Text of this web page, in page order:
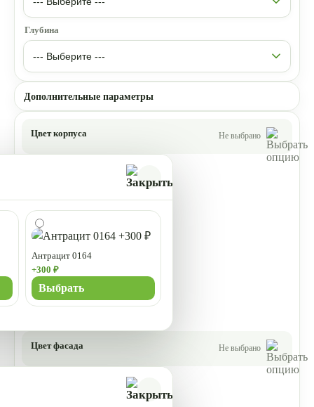
Глубина
Дополнительные параметры
Цвет корпуса Не выбрано
Антрацит 0164
+300 ₽
Выбрать
Цвет фасада Не выбрано